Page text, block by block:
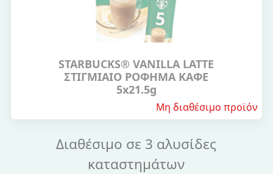
STARBUCKS® VANILLA LATTE
ΣΤΙΓΜΙΑΙΟ ΡΟΦΗΜΑ ΚΑΦΕ
5x21.5g
Μη διαθέσιμο προϊόν
Διαθέσιμο σε 3 αλυσίδες
καταστημάτων